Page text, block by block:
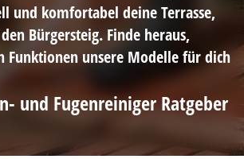
und komfortabel deine Terrasse,
Bürgersteig. Finde heraus,
Funktionen unsere Modelle für dich
und Fugenreiniger Ratgeber